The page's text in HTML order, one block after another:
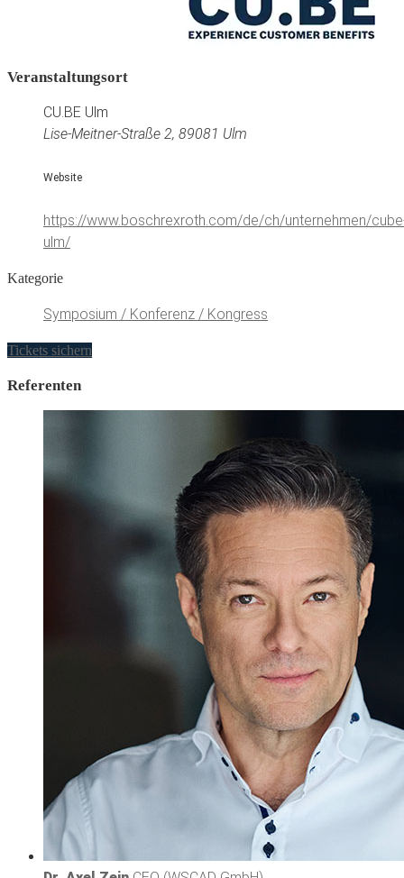
Veranstaltungsort
CU.BE Ulm
Lise-Meitner-Straße 2, 89081 Ulm
Website
https://www.boschrexroth.com/de/ch/unternehmen/
ulm/
Kategorie
Symposium / Konferenz / Kongress
Tickets sichern
Referenten